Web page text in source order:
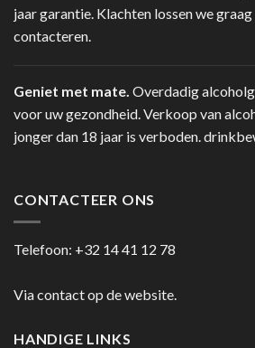
jaar garantie. Klachten lossen we
contacteren.
Geniet met mate. Overdadig
voor uw gezondheid. Verkoop van
jonger dan 18 jaar is verboden.
CONTACTEER ONS
Telefoon: +32 14 41 12 78
Via contact op de website.
HANDIGE LINKS